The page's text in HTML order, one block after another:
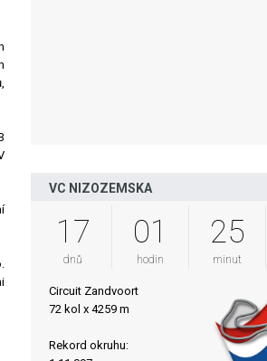
VC NIZOZEMSKA
17
dnů
01
hodin
25
minut
Circuit Zandvoort
72 kol x 4259 m
Rekord okruhu: